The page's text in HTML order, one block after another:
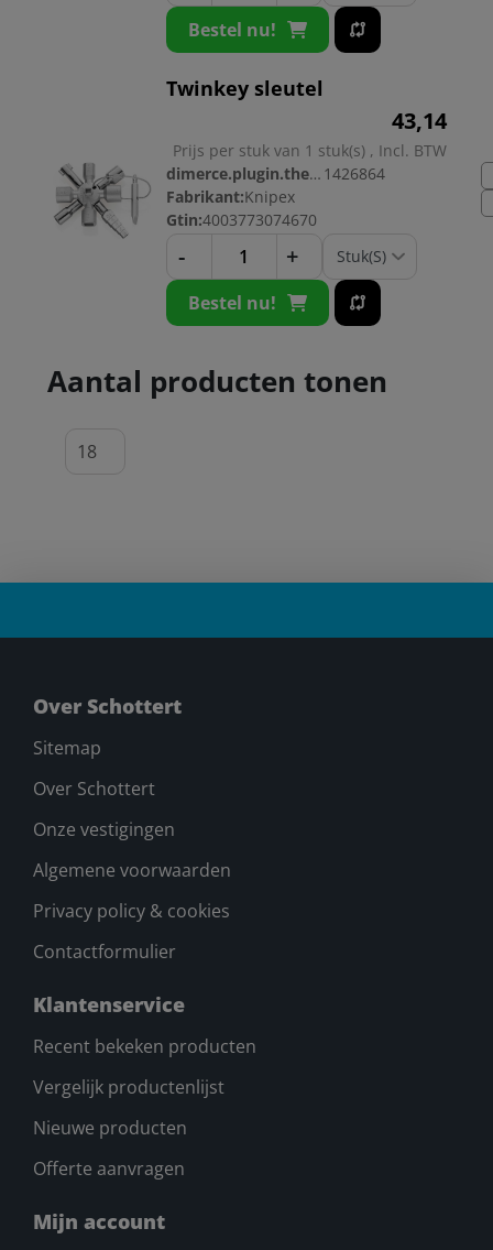
Bestel nu!
Twinkey sleutel
43,14
Prijs per stuk van 1 stuk(s) , Incl. BTW
dimerce.plugin.theme.productnr: 1426864
Fabrikant:Knipex
Gtin:4003773074670
- +
Bestel nu!
Aantal producten tonen
Over Schottert
Sitemap
Over Schottert
Onze vestigingen
Algemene voorwaarden
Privacy policy & cookies
Contactformulier
Klantenservice
Recent bekeken producten
Vergelijk productenlijst
Nieuwe producten
Offerte aanvragen
Mijn account